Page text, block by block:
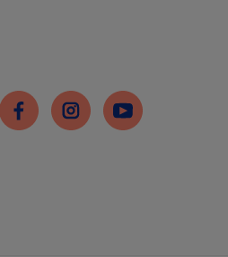
FacebookInstagramYoutube